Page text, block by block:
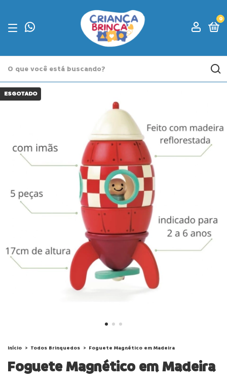
0
ESGOTADO
Início > Todos Brinquedos > Foguete Magnético em Madeira
Foguete Magnético em Madeira